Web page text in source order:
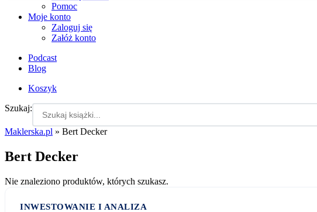
Pomoc
Moje konto
Zaloguj się
Załóż konto
Podcast
Blog
Koszyk
Szukaj:
Maklerska.pl » Bert Decker
Bert Decker
Nie znaleziono produktów, których szukasz.
INWESTOWANIE I ANALIZA